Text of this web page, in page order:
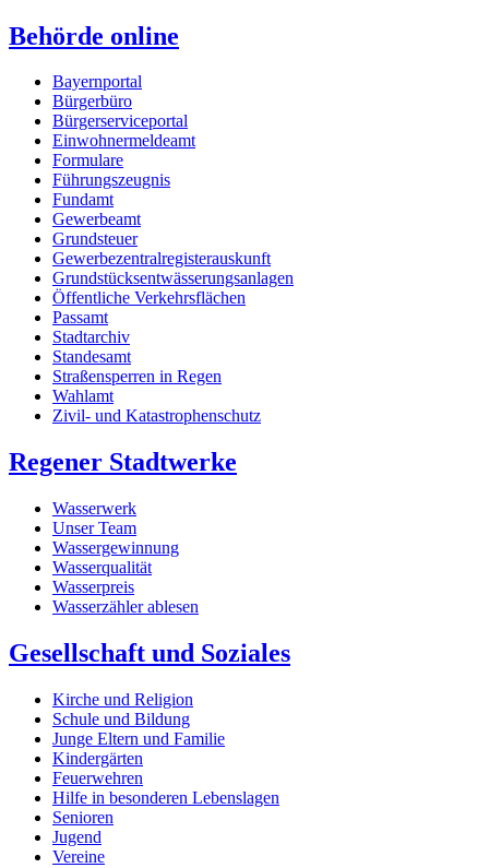
Behörde online
Bayernportal
Bürgerbüro
Bürgerserviceportal
Einwohnermeldeamt
Formulare
Führungszeugnis
Fundamt
Gewerbeamt
Grundsteuer
Gewerbezentralregisterauskunft
Grundstücksentwässerungsanlagen
Öffentliche Verkehrsflächen
Passamt
Stadtarchiv
Standesamt
Straßensperren in Regen
Wahlamt
Zivil- und Katastrophenschutz
Regener Stadtwerke
Wasserwerk
Unser Team
Wassergewinnung
Wasserqualität
Wasserpreis
Wasserzähler ablesen
Gesellschaft und Soziales
Kirche und Religion
Schule und Bildung
Junge Eltern und Familie
Kindergärten
Feuerwehren
Hilfe in besonderen Lebenslagen
Senioren
Jugend
Vereine